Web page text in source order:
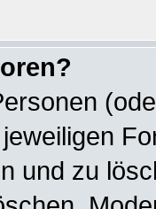
und zu